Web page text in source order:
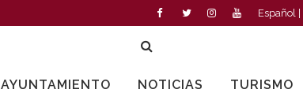
Español
AYUNTAMIENTO NOTICIAS TURISMO